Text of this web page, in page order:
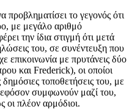
το γεγονός ότι
με μεγάλο αριθμό
την ίδια στιγμή ότι μετά
του, σε συνέντευξη που
επικοινωνία με πρυτάνεις δύο
και Frederick), οι οποίοι
τοποθετήσεις του, με
συμφωνούν μαζί του,
οι πλέον αρμόδιοι.